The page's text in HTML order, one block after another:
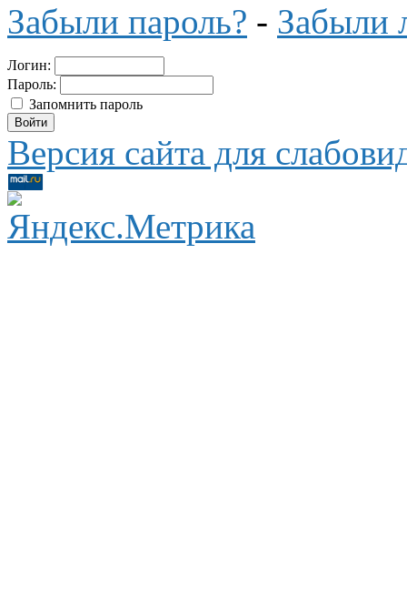
Забыли пароль? - Забыли
Логин:
Пароль:
Запомнить пароль
Версия сайта для